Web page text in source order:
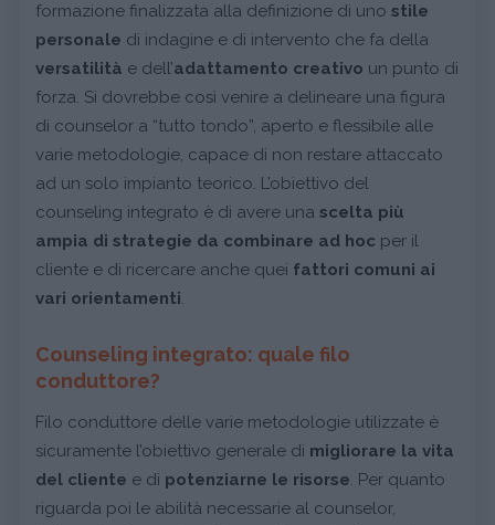
formazione finalizzata alla definizione di uno stile
personale di indagine e di intervento che fa della
versatilità e dell’adattamento creativo un punto di
forza. Si dovrebbe così venire a delineare una figura
di counselor a “tutto tondo”, aperto e flessibile alle
varie metodologie, capace di non restare attaccato
ad un solo impianto teorico. L’obiettivo del
counseling integrato è di avere una scelta più
ampia di strategie da combinare ad hoc per il
cliente e di ricercare anche quei fattori comuni ai
vari orientamenti
Counseling integrato: quale filo
conduttore?
Filo conduttore delle varie metodologie utilizzate è
sicuramente l’obiettivo generale di migliorare la vita
del cliente e di potenziarne le risorse . Per quanto
riguarda poi le abilità necessarie al counselor,